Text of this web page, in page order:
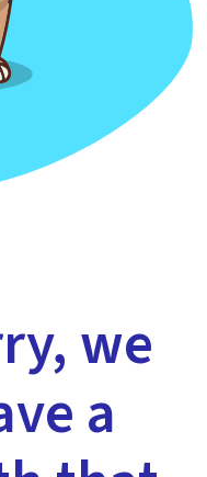
we
a